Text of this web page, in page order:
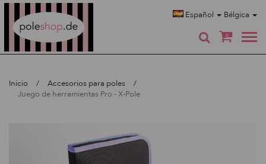
Español Bélgica
0
Inicio
Accesorios para poles
Juego de herramientas Pro - X-Pole